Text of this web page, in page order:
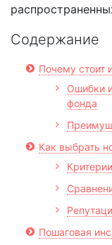
Содержание
Почему стоит
Ошибки
фонда
Как выбрать
Пошаговая